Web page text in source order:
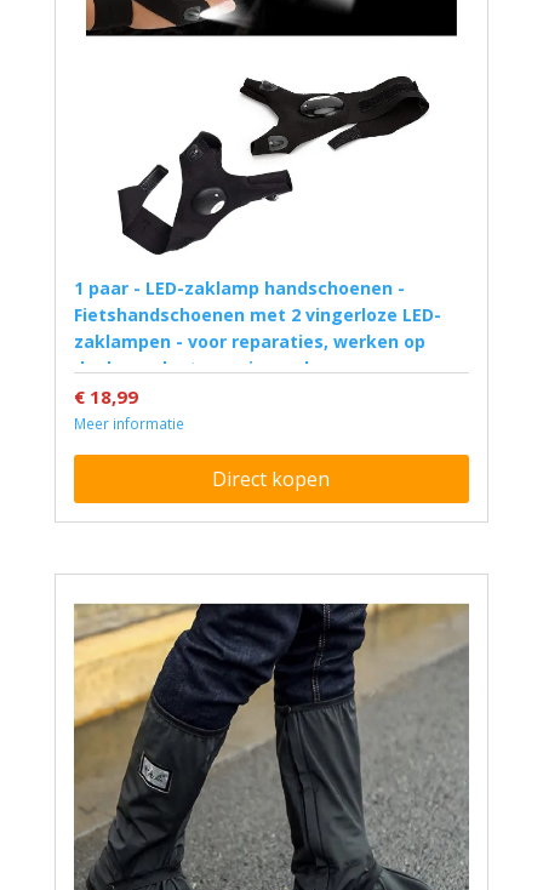
1 paar - LED-zaklamp handschoenen -
Fietshandschoenen met 2 vingerloze LED-
zaklampen - voor reparaties, werken op
donkere plaatsen, vissen, kamperen,
wandelen en buitenactiviteiten
€ 18,99
Meer informatie
Direct kopen